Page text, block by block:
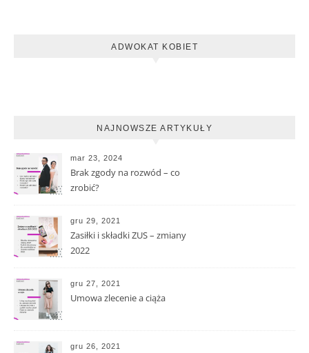
ADWOKAT KOBIET
NAJNOWSZE ARTYKUŁY
mar 23, 2024
Brak zgody na rozwód – co
zrobić?
gru 29, 2021
Zasiłki i składki ZUS – zmiany
2022
gru 27, 2021
Umowa zlecenie a ciąża
gru 26, 2021